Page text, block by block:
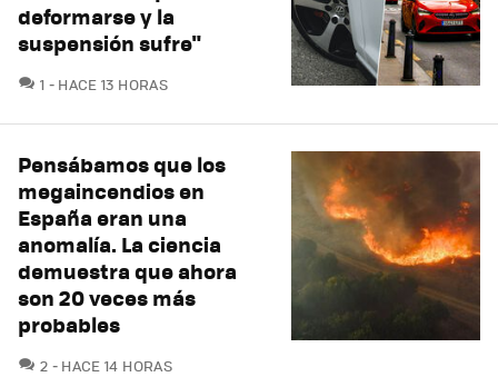
deformarse y la
suspensión sufre"
1 COMENTARIOS
HACE 13 HORAS
Pensábamos que los
megaincendios en
España eran una
anomalía. La ciencia
demuestra que ahora
son 20 veces más
probables
2 COMENTARIOS
HACE 14 HORAS